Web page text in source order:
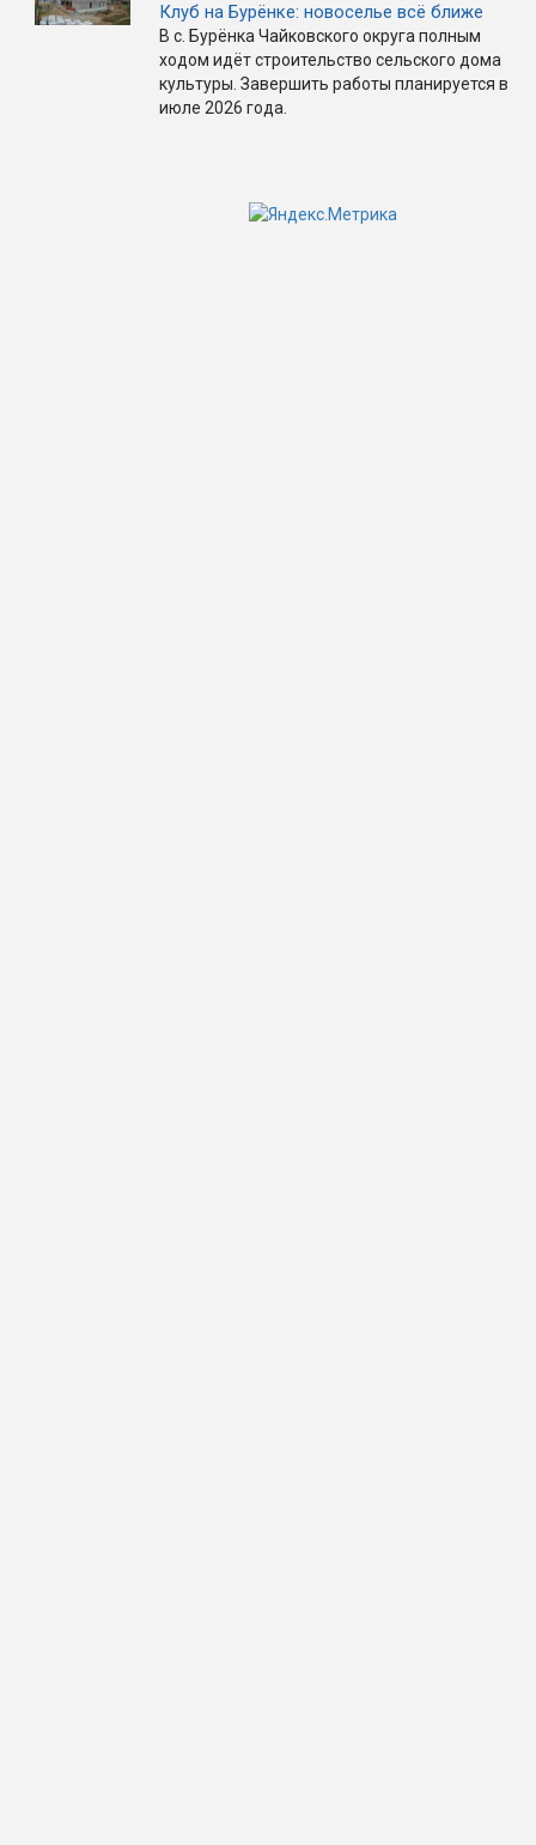
Клуб на Бурёнке: новоселье всё ближе
В с. Бурёнка Чайковского округа полным
ходом идёт строительство сельского дома
культуры. Завершить работы планируется в
июле 2026 года.